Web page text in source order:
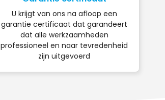
U krijgt van ons na afloop een
garantie certificaat dat garandeert
dat alle werkzaamheden
professioneel en naar tevredenheid
zijn uitgevoerd